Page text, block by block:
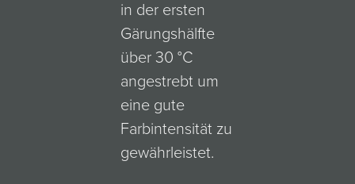
in der ersten
Gärungshälfte
über 30 °C
angestrebt um
eine gute
Farbintensität zu
gewährleistet.